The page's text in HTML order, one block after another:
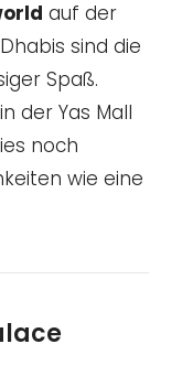
auf der
sind die
Spaß.
der Yas Mall
noch
wie eine